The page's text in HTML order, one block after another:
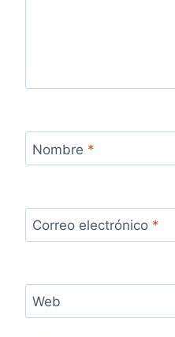
Nombre *
Correo electrónico *
Web